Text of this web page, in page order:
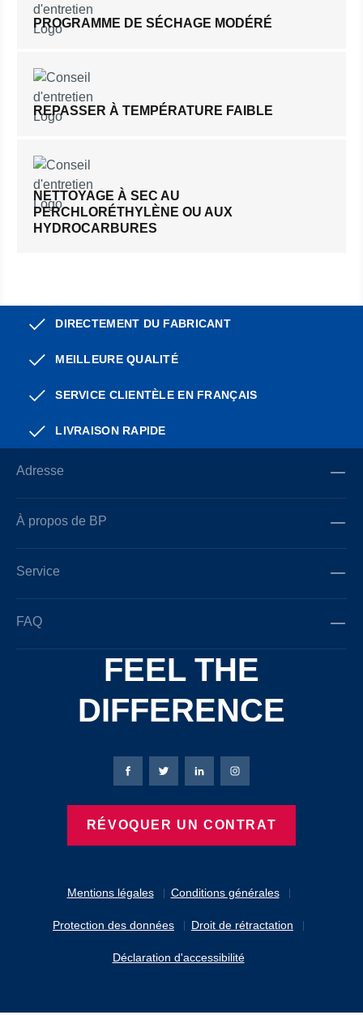
PROGRAMME DE SÉCHAGE MODÉRÉ
REPASSER À TEMPÉRATURE FAIBLE
NETTOYAGE À SEC AU
PERCHLORÉTHYLÈNE OU AUX
HYDROCARBURES
DIRECTEMENT DU FABRICANT
MEILLEURE QUALITÉ
SERVICE CLIENTÈLE EN FRANÇAIS
LIVRAISON RAPIDE
Adresse
À propos de BP
Service
FAQ
FEEL THE
DIFFERENCE
Mentions légales Conditions générales
Protection des données Droit de rétractation
Déclaration d'accessibilité
Page Facebook de Bierbaum-Proenen
Page X de Bierbaum-Proenen
Page LinkedIn de
Page Instagram de
RÉVOQUER UN CONTRAT